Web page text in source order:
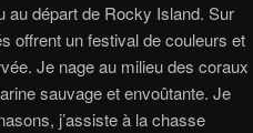
au départ de Rocky Island. Sur
offrent un festival de couleurs et
Je nage au milieu des coraux
sauvage et envoûtante. Je
j’assiste à la chasse